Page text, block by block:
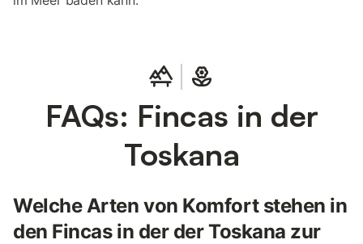
FAQs: Fincas in der
Toskana
Welche Arten von Komfort stehen in
den Fincas in der der Toskana zur